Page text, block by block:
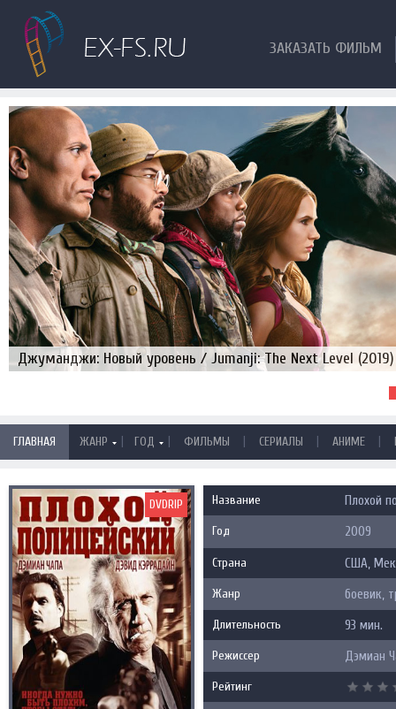
ЗАКАЗАТЬ ФИЛЬМ
Джуманджи: Новый уровень / Jumanji: The Next Level (2019)
ГЛАВНАЯ ЖАНР | ГОД | ФИЛЬМЫ | СЕРИАЛЫ | АНИМЕ |
DVDRIP Название Плохой
Год 2009
Страна США,
Жанр боевик,
Длительность 93 мин.
Режиссер Дэмиан
Рейтинг